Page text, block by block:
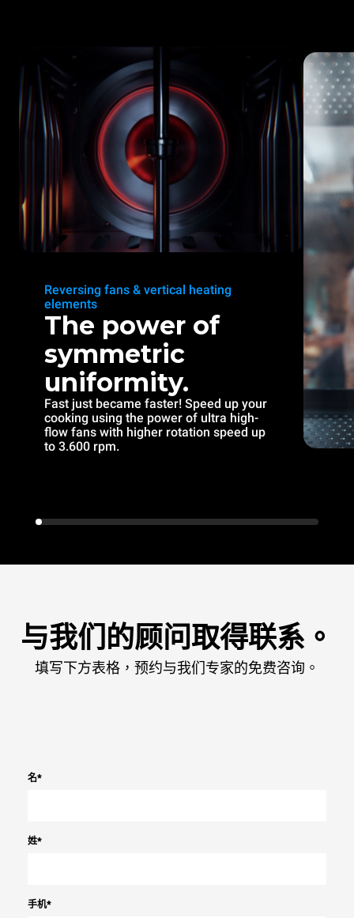
Reversing fans & vertical heating
elements
The power of
symmetric
uniformity.
Fast just became faster! Speed up your
cooking using the power of ultra high-
flow fans with higher rotation speed up
to 3.600 rpm.
与我们的顾问取得联系。
填写下方表格，预约与我们专家的免费咨询。
名*
姓*
手机*